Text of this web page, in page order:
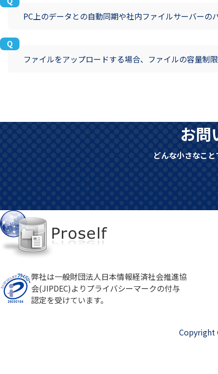
PC上のデータとの自動同期や社内ファイルサーバーの
ファイルをアップロードする場合、ファイルの容量制
お問
どんな小さなこ
弊社は一般財団法人日本情報経済社会推進協
会(JIPDEC)よりプライバシーマークの付与
認定を受けています。
Copyright